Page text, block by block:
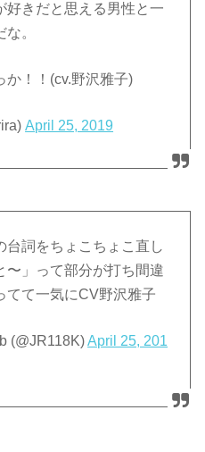
好きだと思える男性と一
。
か！！(cv.野沢雅子)
April 25, 2019
台詞をちょこちょこ直し
〜」って部分が打ち間違
てて一気にCV野沢雅子
(@JR118K)April 25, 201